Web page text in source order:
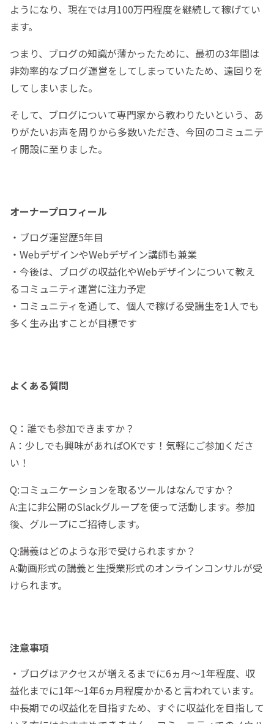
ようになり、現在では月100万円程度を継続して稼げてい
ます。
つまり、ブログの知識が薄かったために、最初の3年間は
非効率的なブログ運営をしてしまっていたため、遠回りを
してしまいました。
そして、ブログについて専門家から教わりたいという、あ
りがたいお声を周りから多数いただき、今回のコミュニテ
ィ開設に至りました。
オーナープロフィール
・ブログ運営歴5年目
・WebデザインやWebデザイン講師も兼業
・今後は、ブログの収益化やWebデザインについて教え
るコミュニティ運営に注力予定
・コミュニティを通して、個人で稼げる受講生を1人でも
多く生み出すことが目標です
よくある質問
Q：誰でも参加できますか？
A：少しでも興味があればOKです！気軽にご参加くださ
い！
Q:コミュニケーションを取るツールはなんですか？
A:主に非公開のSlackグループを使って活動します。参加
後、グループにご招待します。
Q:講義はどのような形で受けられますか？
A:動画形式の講義と生授業形式のオンラインコンサルが受
けられます。
注意事項
・ブログはアクセスが増えるまでに6ヵ月～1年程度、収
益化までに1年～1年6ヵ月程度かかると言われています。
中長期での収益化を目指すため、すぐに収益化を目指して